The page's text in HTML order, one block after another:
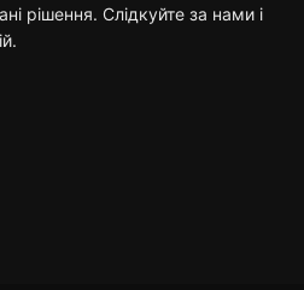
рішення. Слідкуйте за нами і